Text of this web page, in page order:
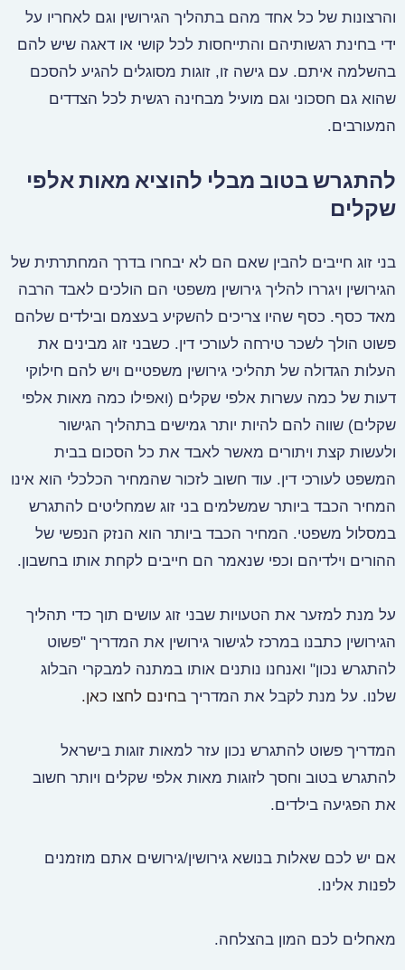
והרצונות של כל אחד מהם בתהליך הגירושין וגם לאחריו על
ידי בחינת רגשותיהם והתייחסות לכל קושי או דאגה שיש להם
בהשלמה איתם. עם גישה זו, זוגות מסוגלים להגיע להסכם
שהוא גם חסכוני וגם מועיל מבחינה רגשית לכל הצדדים
המעורבים.
להתגרש בטוב מבלי להוציא מאות אלפי
שקלים
בני זוג חייבים להבין שאם הם לא יבחרו בדרך המחתרתית של
הגירושין ויגררו להליך גירושין משפטי הם הולכים לאבד הרבה
מאד כסף. כסף שהיו צריכים להשקיע בעצמם ובילדים שלהם
פשוט הולך לשכר טירחה לעורכי דין. כשבני זוג מבינים את
העלות הגדולה של תהליכי גירושין משפטיים ויש להם חילוקי
דעות של כמה עשרות אלפי שקלים (ואפילו כמה מאות אלפי
שקלים) שווה להם להיות יותר גמישים בתהליך הגישור
ולעשות קצת ויתורים מאשר לאבד את כל הסכום בבית
המשפט לעורכי דין. עוד חשוב לזכור שהמחיר הכלכלי הוא אינו
המחיר הכבד ביותר שמשלמים בני זוג שמחליטים להתגרש
במסלול משפטי. המחיר הכבד ביותר הוא הנזק הנפשי של
ההורים וילדיהם וכפי שנאמר הם חייבים לקחת אותו בחשבון.
על מנת למזער את הטעויות שבני זוג עושים תוך כדי תהליך
הגירושין כתבנו במרכז לגישור גירושין את המדריך "פשוט
להתגרש נכון" ואנחנו נותנים אותו במתנה למבקרי הבלוג
שלנו. על מנת לקבל את המדריך בחינם לחצו כאן.
המדריך פשוט להתגרש נכון עזר למאות זוגות בישראל
להתגרש בטוב וחסך לזוגות מאות אלפי שקלים ויותר חשוב
את הפגיעה בילדים.
אם יש לכם שאלות בנושא גירושין/גירושים אתם מוזמנים
לפנות אלינו.
מאחלים לכם המון בהצלחה.